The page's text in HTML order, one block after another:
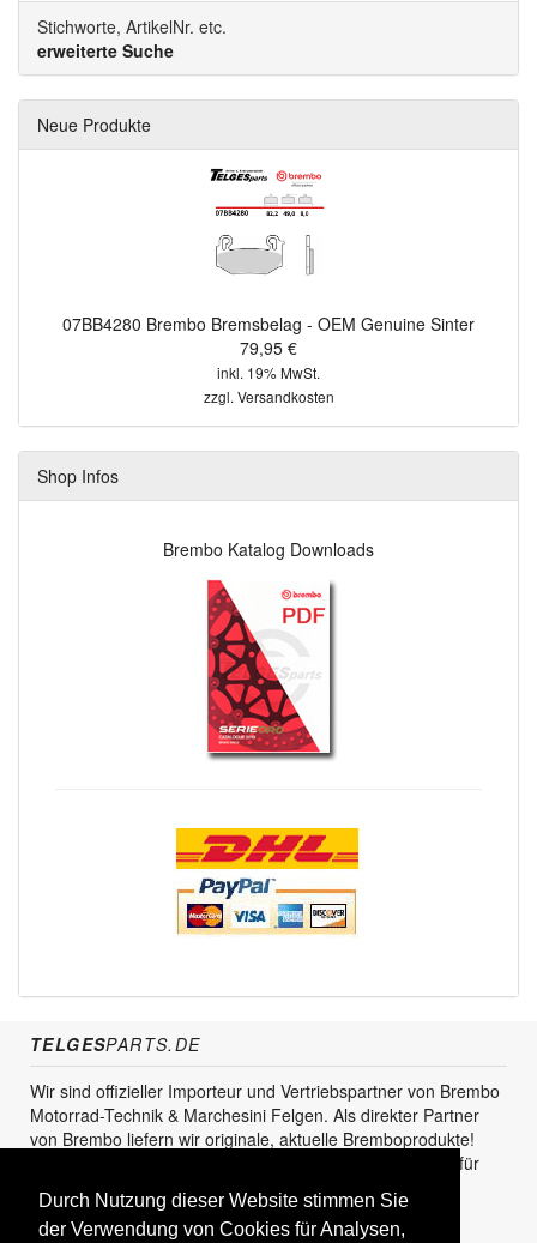
Durch Nutzung dieser Website stimmen Sie
der Verwendung von Cookies für Analysen,
Stichworte, ArtikelNr. etc.
erweiterte Suche
Neue Produkte
07BB4280 Brembo Bremsbelag - OEM Genuine Sinter
79,95 €
inkl. 19% MwSt.
zzgl. Versandkosten
Shop Infos
Brembo Katalog Downloads
TELGESPARTS.DE
Wir sind offizieller Importeur und Vertriebspartner von Brembo
Motorrad-Technik & Marchesini Felgen. Als direkter Partner
von Brembo liefern wir originale, aktuelle Bremboprodukte!
Unser Service steht sowohl für den Endkunden als auch für
den Einzel- und Grosshandel zur Verfügung.
KUNDENBEREICH